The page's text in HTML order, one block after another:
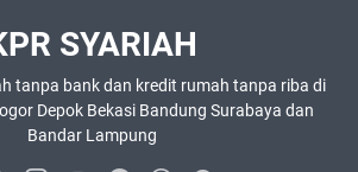
SYARIAH
tanpa bank dan kredit rumah tanpa riba di
Depok Bekasi Bandung Surabaya dan
Bandar Lampung